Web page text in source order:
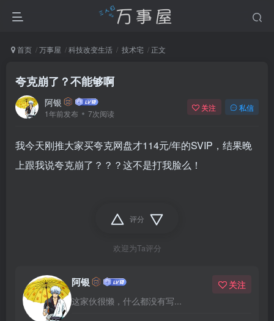
首页 万事屋 科技改变生活 技术宅 正文
夸克崩了？不能够啊
阿银
1年前发布 7次阅读
关注 私信
我今天刚推大家买夸克网盘才114元/年的SVIP，结果晚
上跟我说夸克崩了？？？这不是打我脸么！
评分
欢迎为Ta评分
阿银
这家伙很懒，什么都没有写...
关注